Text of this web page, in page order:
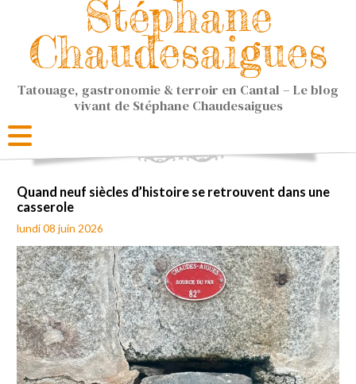
Stéphane
Chaudesaigues
Tatouage, gastronomie & terroir en Cantal – Le blog
vivant de Stéphane Chaudesaigues
Quand neuf siècles d’histoire se retrouvent dans une
casserole
lundi 08 juin 2026